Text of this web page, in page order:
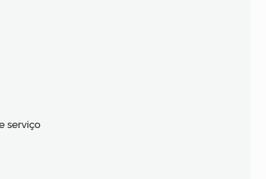
serviço